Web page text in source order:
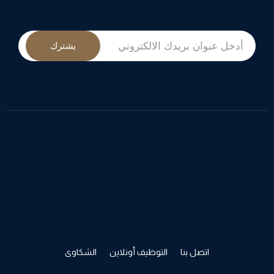
يشترك
اتصل بنا التوظيف أونلاين الشكاوى